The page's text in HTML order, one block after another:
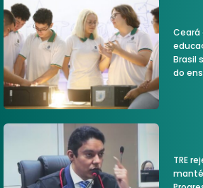
Ceará
Brasil
do
TRE